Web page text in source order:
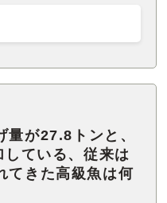
量が27.8トンと、
ている、従来は
てきた高級魚は何